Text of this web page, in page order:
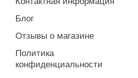
Блог
Отзывы о магазине
Политика
конфиденциальности